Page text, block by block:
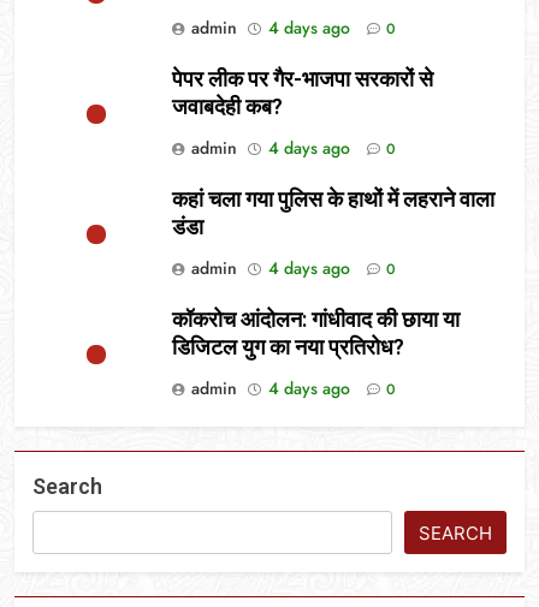
admin
4 days ago 0
पेपर लीक पर गैर-भाजपा सरकारों से
जवाबदेही कब?
admin
4 days ago 0
कहां चला गया पुलिस के हाथों में लहराने वाला
डंडा
admin
4 days ago 0
कॉकरोच आंदोलन: गांधीवाद की छाया या
डिजिटल युग का नया प्रतिरोध?
admin
4 days ago 0
Search
SEARCH